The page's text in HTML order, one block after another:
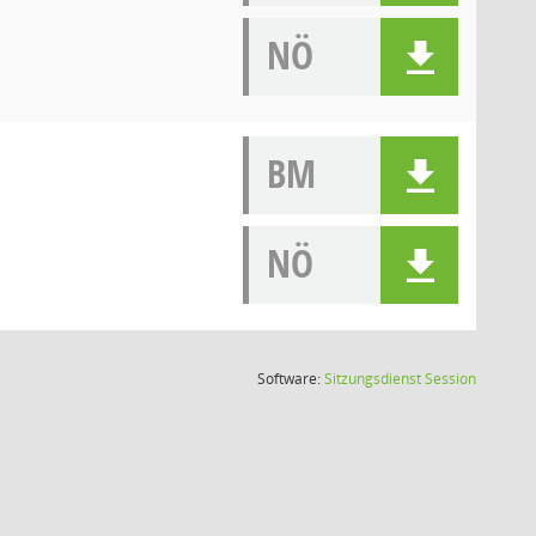
NÖ
BM
NÖ
Software:SitzungsdienstSession(Wird in